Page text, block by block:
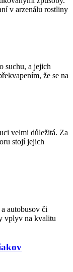
v arzenálu rostliny
suchu, a jejich
že se na
velmi důležitá. Za
stojí jejich
autobusov či
vplyv na kvalitu